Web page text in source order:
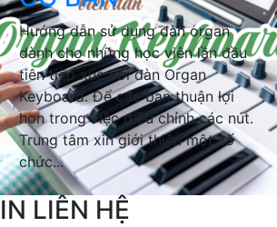
Hướng dẫn sử dụng đàn organ
dành cho những học viên lần đầu
tiên tiếp xúc với đàn Organ
Keyboard. Để các bạn thuận lợi
hơn trong việc điều chỉnh các nút.
Trung tâm xin giới thiệu một số
chức...
LIÊN HỆ